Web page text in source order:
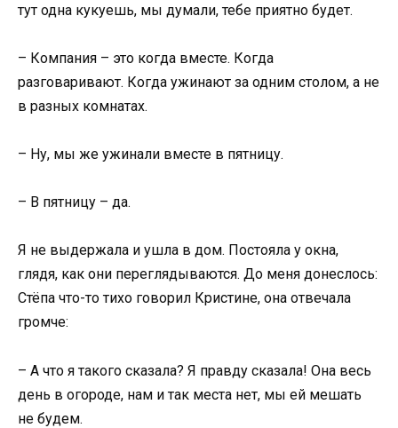
тут одна кукуешь, мы думали, тебе приятно будет.
– Компания – это когда вместе. Когда
разговаривают. Когда ужинают за одним столом, а не
в разных комнатах.
– Ну, мы же ужинали вместе в пятницу.
– В пятницу – да.
Я не выдержала и ушла в дом. Постояла у окна,
глядя, как они переглядываются. До меня донеслось:
Стёпа что-то тихо говорил Кристине, она отвечала
громче:
– А что я такого сказала? Я правду сказала! Она весь
день в огороде, нам и так места нет, мы ей мешать
не будем.